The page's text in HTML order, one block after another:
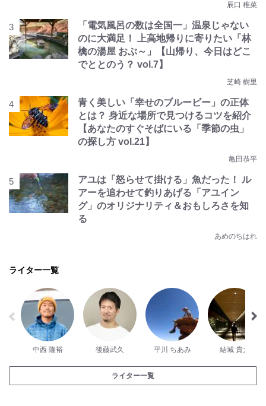
辰口 稚菜
「電気風呂の数は全国一」温泉じゃない
のに大満足！ 上高地帰りに寄りたい「林
檎の湯屋 おぶ～」【山帰り、今日はどこ
でととのう？ vol.7】
芝崎 樹里
青く美しい「幸せのブルービー」の正体
とは？ 身近な場所で見つけるコツを紹介
【あなたのすぐそばにいる「季節の虫」
の探し方 vol.21】
亀田恭平
アユは「怒らせて掛ける」魚だった！ ル
アーを追わせて釣りあげる「アユイン
グ」のオリジナリティ＆おもしろさを知
る
あめのちはれ
ライター一覧
中西 隆裕 後藤武久 平川 ちあみ 結城 貴大
ライター一覧